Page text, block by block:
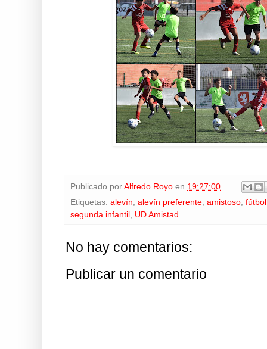
Publicado por Alfredo Royo en 19:27:00
Etiquetas: alevín, alevín preferente, amistoso, fútbol
segunda infantil , UD Amistad
No hay comentarios:
Publicar un comentario